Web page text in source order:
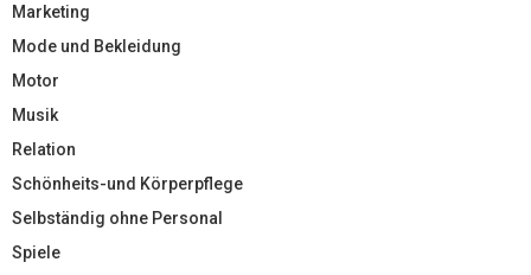
Marketing
Mode und Bekleidung
Motor
Musik
Relation
Schönheits-und Körperpflege
Selbständig ohne Personal
Spiele